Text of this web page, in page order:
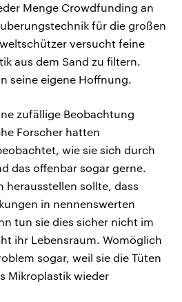
Menge Crowdfunding an
für die großen
versucht feine
aus dem Sand zu filtern.
seine eigene Hoffnung.
zufällige Beobachtung
Forscher hatten
wie sie sich durch
das offenbar sogar gerne.
herausstellen sollte, dass
in nennenswerten
tun sie dies sicher nicht im
ihr Lebensraum. Womöglich
sogar, weil sie die Tüten
Mikroplastik wieder